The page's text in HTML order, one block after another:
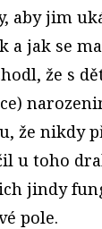
aby jim
a jak se
že s
že nikdy
u toho
jindy
pole.